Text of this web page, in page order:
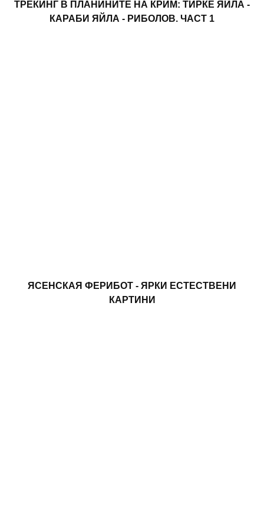
ТРЕКИНГ В ПЛАНИНИТЕ НА КРИМ: ТИРКЕ ЯЙЛА -
КАРАБИ ЯЙЛА - РИБОЛОВ. ЧАСТ 1
ЯСЕНСКАЯ ФЕРИБОТ - ЯРКИ ЕСТЕСТВЕНИ
КАРТИНИ